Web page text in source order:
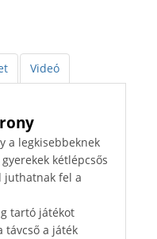
Videó
a legkisebbeknek
kétlépcsős
juthatnak fel a
tartó játékot
távcső a játék